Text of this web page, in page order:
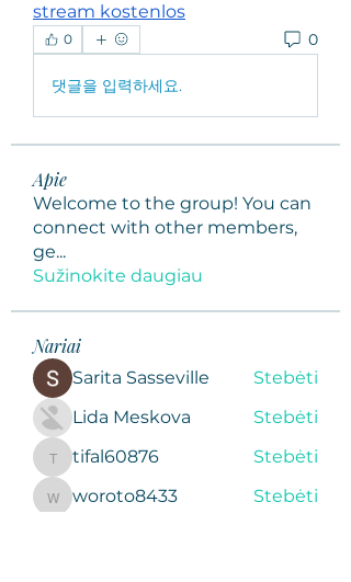
stream kostenlos
0 0
댓글을 입력하세요.
Apie
Welcome to the group! You can
connect with other members,
ge...
Sužinokite daugiau
Nariai
Sarita Sasseville
Stebėti
Lida Meskova
Stebėti
tifal60876
tifal60876 Stebėti
woroto8433
woroto8433 Stebėti